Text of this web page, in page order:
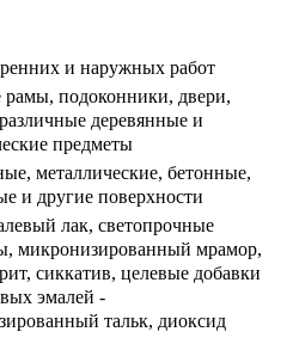
и наружных работ
подоконники, двери,
деревянные и
предметы
металлические, бетонные,
и другие поверхности
лак, светопрочные
микронизированный мрамор,
сиккатив, целевые добавки
эмалей -
тальк, диоксид